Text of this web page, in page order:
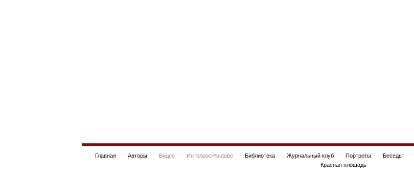
Главная Авторы Видео Интелрос/Youtube Библиотека Журнальный клуб Портреты Беседы
Красная площадь